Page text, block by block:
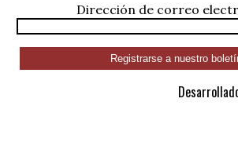
Dirección de correo